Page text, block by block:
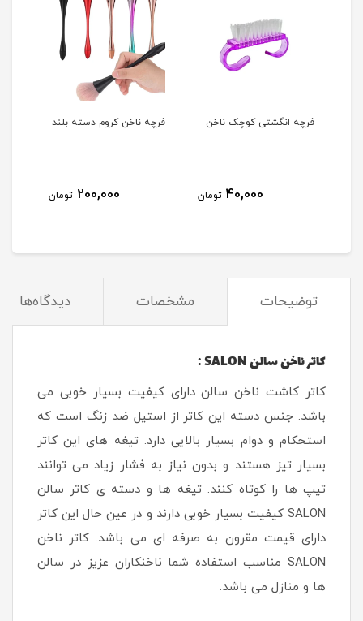
فرچه انگشتی کوچک ناخن
40,000 تومان
فرچه ناخن کروم دسته بلند
200,000 تومان
توضیحات مشخصات دیدگاه‌ها
کاتر ناخن سالن SALON :
کاتر کاشت ناخن سالن دارای کیفیت بسیار خوبی می
باشد. جنس دسته این کاتر از استیل ضد زنگ است که
استحکام و دوام بسیار بالایی دارد. تیغه های این کاتر
بسیار تیز هستند و بدون نیاز به فشار زیاد می توانند
تیپ ها را کوتاه کنند. تیغه ها و دسته ی کاتر سالن
SALON کیفیت بسیار خوبی دارند و در عین حال این کاتر
دارای قیمت مقرون به صرفه ای می باشد. کاتر ناخن
SALON مناسب استفاده شما ناخنکاران عزیز در سالن
ها و منازل می باشد.